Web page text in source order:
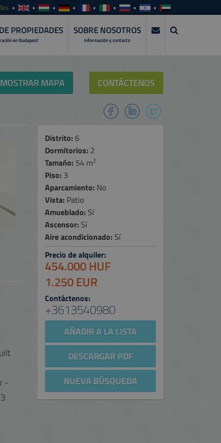
PROPIEDADES
en Budapest
SOBRE NOSOTROS
información y contacto
MOSTRAR MAPA CONTÁCTENOS
-
Distrito: 6
Dormitorios: 2
Tamaño: 54 m2
Piso: 3
Aparcamiento: No
Vista: Patio
Amueblado: Sí
Ascensor: Sí
Aire acondicionado: Sí
Precio de alquiler:
454.000 HUF
1.250 EUR
Contáctenos:
+3613540980
AÑADIR A LA LISTA
DESCARGAR PDF
NUEVA BÚSQUEDA